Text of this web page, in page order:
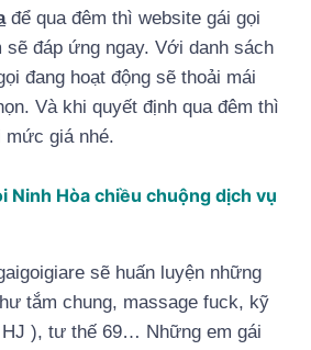
để qua đêm thì website gái gọi
sẽ đáp ứng ngay. Với danh sách
đang hoạt động sẽ thoải mái
Và khi quyết định qua đêm thì
mức giá nhé.
Ninh Hòa chiều chuộng dịch vụ
sẽ huấn luyện những
tắm chung, massage fuck, kỹ
), tư thế 69… Những em gái